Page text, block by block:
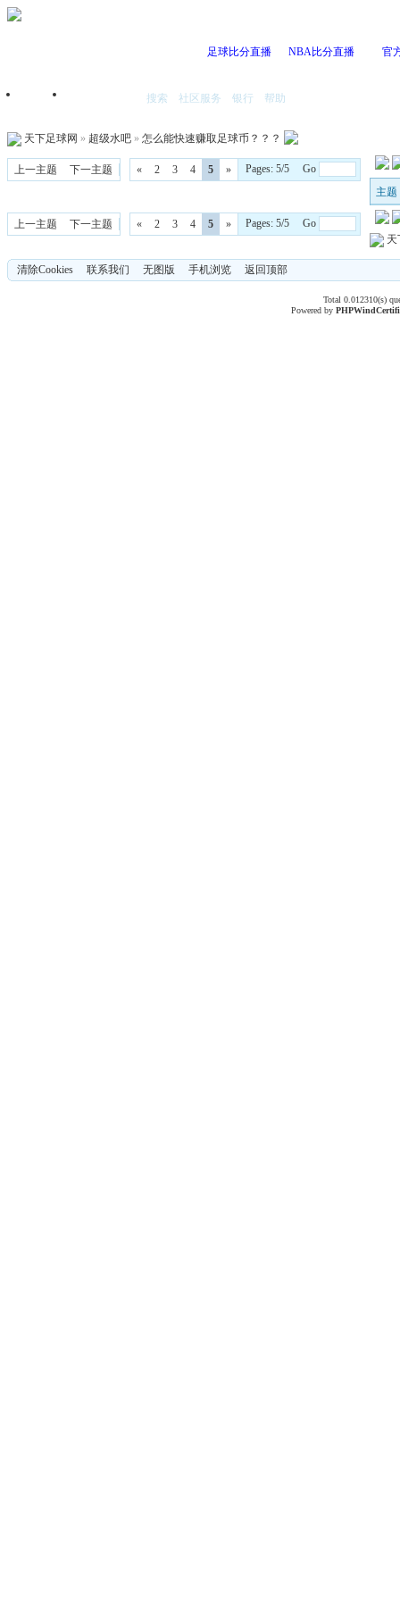
足球比分直播 NBA比分直播 官
首页 搜索 社区服务 银行 帮助
天下足球网 » 超级水吧 » 怎么能快速赚取足球币？？？
上一主题 下一主题 « 2 3 4 5 »
Pages: 5/5 Go
主
上一主题 下一主题 « 2 3 4 5 »
Pages: 5/5 Go
天
清除Cookies 联系我们 无图版 手机浏览 返回顶部
Total 0.012310(s)
Powered byPHPWind